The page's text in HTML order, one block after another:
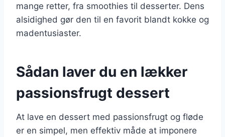
mange retter, fra smoothies til desserter. Dens
alsidighed gør den til en favorit blandt kokke og
madentusiaster.
Sådan laver du en lækker
passionsfrugt dessert
At lave en dessert med passionsfrugt og fløde
er en simpel, men effektiv måde at imponere